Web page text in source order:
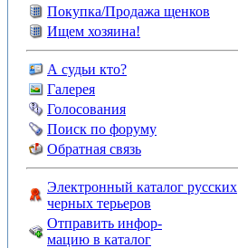
Покупка/Продажа щенков
Ищем хозяина!
А судьи кто?
Галерея
Голосования
Поиск по форуму
Обратная связь
Электронный каталог русских
черных терьеров
Отправить инфор-
мацию в каталог